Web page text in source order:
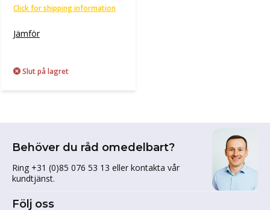
Click for shipping information
Jämför
Slut på lagret
Behöver du råd omedelbart?
Ring +31 (0)85 076 53 13 eller kontakta vår
kundtjänst.
Följ oss